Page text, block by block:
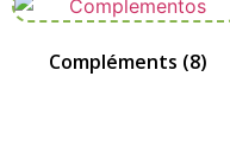
Compléments (8)